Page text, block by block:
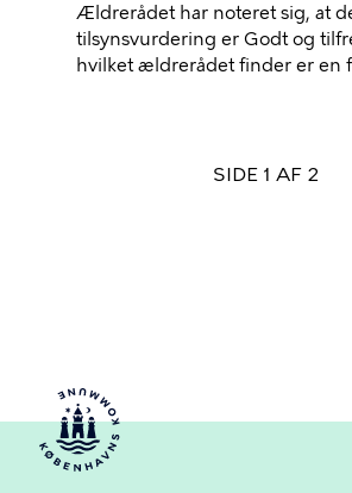
Ældrerådet har noteret sig, at
tilsynsvurdering er Godt og
hvilket ældrerådet finder er en
SIDE 1 AF 2